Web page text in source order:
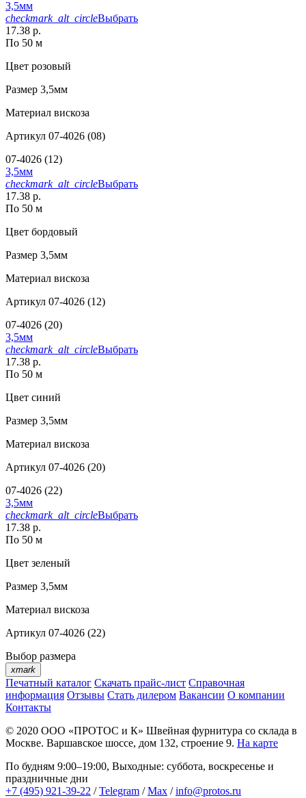
3,5мм
checkmark_alt_circleВыбрать
17.38 р.
По 50 м
Цвет розовый
Размер 3,5мм
Материал вискоза
Артикул 07-4026 (08)
07-4026 (12)
3,5мм
checkmark_alt_circleВыбрать
17.38 р.
По 50 м
Цвет бордовый
Размер 3,5мм
Материал вискоза
Артикул 07-4026 (12)
07-4026 (20)
3,5мм
checkmark_alt_circleВыбрать
17.38 р.
По 50 м
Цвет синий
Размер 3,5мм
Материал вискоза
Артикул 07-4026 (20)
07-4026 (22)
3,5мм
checkmark_alt_circleВыбрать
17.38 р.
По 50 м
Цвет зеленый
Размер 3,5мм
Материал вискоза
Артикул 07-4026 (22)
Выбор размера
xmark
Печатный каталог Скачать прайс-лист Справочная
информация Отзывы Стать дилером Вакансии О компании
Контакты
© 2020 ООО «ПРОТОС и К» Швейная фурнитура со склада в
Москве. Варшавское шоссе, дом 132, строение 9. На карте
По будням 9:00–19:00, Выходные: суббота, воскресенье и
праздничные дни
+7 (495) 921-39-22 /Telegram /Max /info@protos.ru